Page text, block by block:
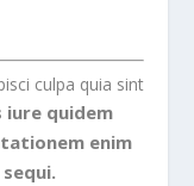
iure quidem
enim